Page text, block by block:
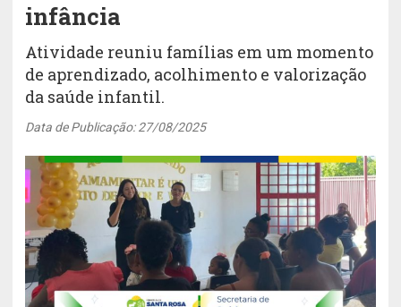
infância
Atividade reuniu famílias em um momento
de aprendizado, acolhimento e valorização
da saúde infantil.
Data de Publicação: 27/08/2025